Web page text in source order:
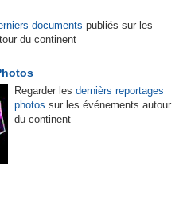
documents publiés sur les
du continent
Regarder les dernièrs reportages
photos sur les événements autour
du continent